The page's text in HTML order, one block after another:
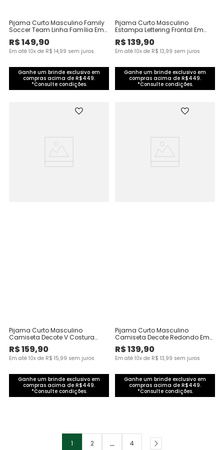
Pijama Curto Masculino Family
Soccer Team Linha Família Em
Algodão
R$149,90
Em até 10x de R$ 14,99 sem juros
Ganhe um brinde exclusivo em
compras acima de R$449.
*Consulte condições.
Pijama Curto Masculino
Estampa Lettering Frontal Em
Malha Algodão
R$139,90
Em até 10x de R$ 13,99 sem juros
Ganhe um brinde exclusivo em
compras acima de R$449.
*Consulte condições.
Pijama Curto Masculino
Camiseta Decote V Costura
Contraste Em Viscose Stretch
R$159,90
Em até 10x de R$ 15,99 sem juros
Ganhe um brinde exclusivo em
compras acima de R$449.
*Consulte condições.
Pijama Curto Masculino
Camiseta Decote Redondo Em
Malha Fio A Fio
R$139,90
Em até 10x de R$ 13,99 sem juros
Ganhe um brinde exclusivo em
compras acima de R$449.
*Consulte condições.
1 2 ... 4